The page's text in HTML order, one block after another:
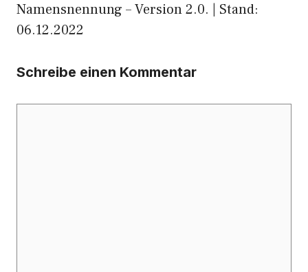
Namensnennung – Version 2.0. | Stand:
06.12.2022
Schreibe einen Kommentar